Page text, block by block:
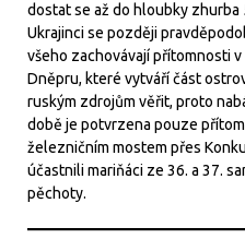
dostat se až do hloubky zhurba
Ukrajinci se později
všeho zachovávají přítomnosti
Dněpru, které vytváří část
ruským zdrojům věřit, proto
době je potvrzena pouze
železničním mostem přes
účastnili mariňáci ze 36. a 37.
pěchoty.